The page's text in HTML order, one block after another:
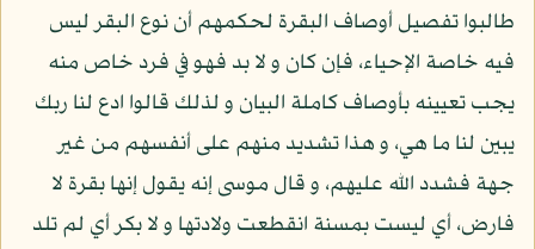
طالبوا تفصيل أوصاف البقرة لحكمهم أن نوع البقر ليس
فيه خاصة الإحياء، فإن كان و لا بد فهو في فرد خاص منه
يجب تعيينه بأوصاف كاملة البيان و لذلك قالوا ادع لنا ربك
يبين لنا ما هي، و هذا تشديد منهم على أنفسهم من غير
جهة فشدد الله عليهم، و قال موسى إنه يقول إنها بقرة لا
فارض، أي ليست بمسنة انقطعت ولادتها و لا بكر أي لم تلد